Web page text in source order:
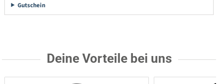
Gutschein
Deine Vorteile bei uns